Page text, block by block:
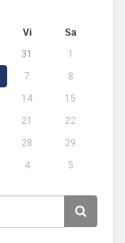
Vi Sa
31
1
7
8
14
15
21
22
28
29
4 5